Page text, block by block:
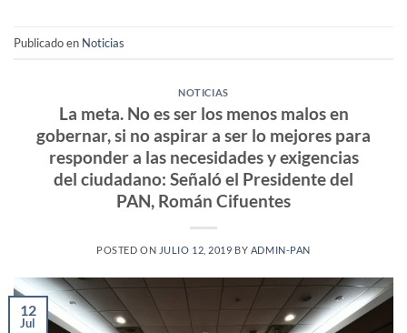
Publicado en Noticias
NOTICIAS
La meta. No es ser los menos malos en
gobernar, si no aspirar a ser lo mejores para
responder a las necesidades y exigencias
del ciudadano: Señaló el Presidente del
PAN, Román Cifuentes
POSTED ON JULIO 12, 2019 BY ADMIN-PAN
12
Jul